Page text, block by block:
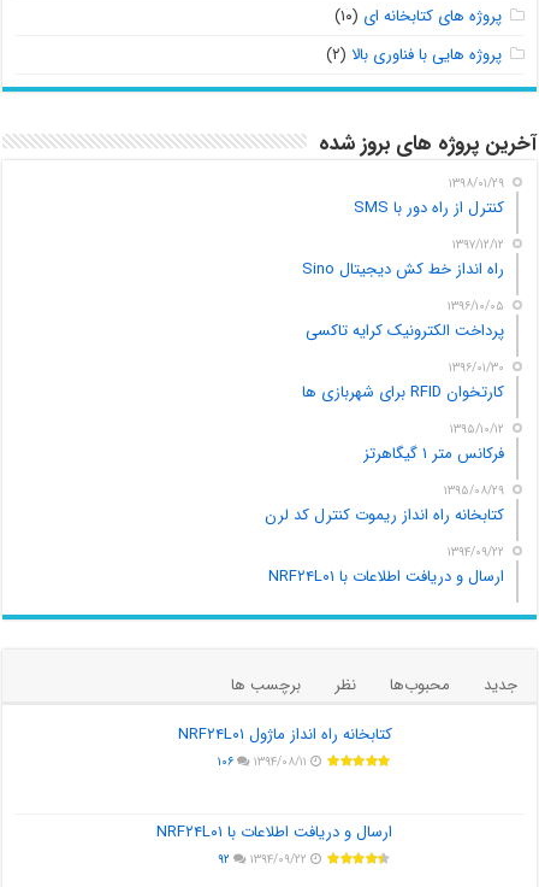
پروژه های کتابخانه ای (۱۰)
پروژه هایی با فناوری بالا (۲)
آخرین پروژه های بروز شده
۱۳۹۸/۰۱/۲۹
کنترل از راه دور با SMS
۱۳۹۷/۱۲/۱۲
راه انداز خط کش دیجیتال Sino
۱۳۹۶/۱۰/۰۵
پرداخت الکترونیک کرایه تاکسی
۱۳۹۶/۰۱/۳۰
کارتخوان RFID برای شهربازی ها
۱۳۹۵/۱۰/۱۲
فرکانس متر ۱ گیگاهرتز
۱۳۹۵/۰۸/۲۹
کتابخانه راه انداز ریموت کنترل کد لرن
۱۳۹۴/۰۹/۲۲
ارسال و دریافت اطلاعات با NRF۲۴L۰۱
جدید محبوب‌ها نظر
برچسب ها
کتابخانه راه انداز ماژول NRF۲۴L۰۱
۱۳۹۴/۰۸/۱۱ ۱۰۶
ارسال و دریافت اطلاعات با NRF۲۴L۰۱
۱۳۹۴/۰۹/۲۲ ۹۲